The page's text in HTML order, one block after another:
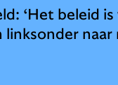
‘Het beleid